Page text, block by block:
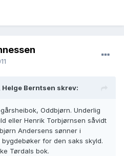
Helge Berntsen skrev:
Oddbjørn. Underlig
eller Henrik Torbjørnsen såvidt
Andersens sønner i
for den saks skyld.
Tørdals bok.